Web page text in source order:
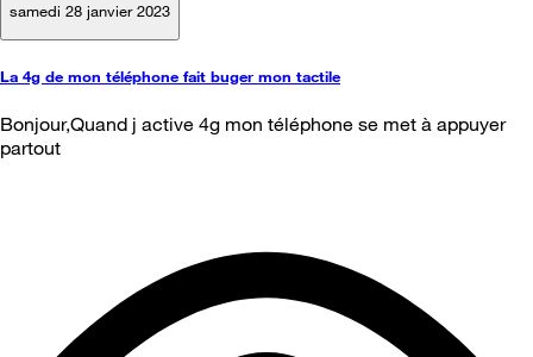
samedi 28 janvier 2023
La 4g de mon téléphone fait buger mon tactile
Bonjour,Quand j active 4g mon téléphone se met à appuyer
partout